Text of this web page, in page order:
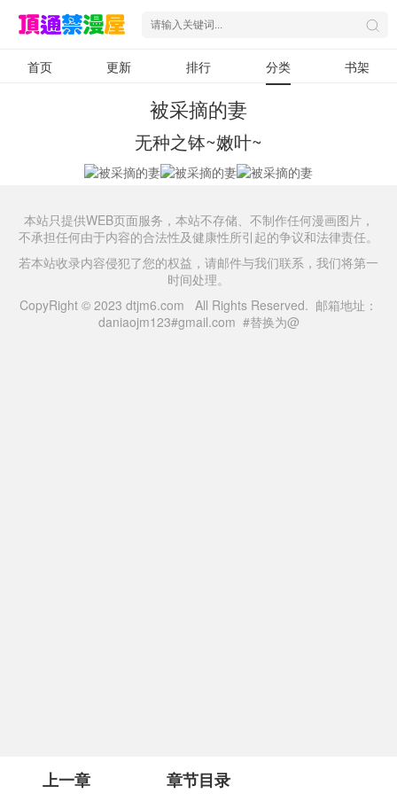
首页 更新 排行 分类 书架
被采摘的妻
无种之钵~嫩叶~
上一章 章节目录
本站只提供WEB页面服务，本站不存储、不制作任何漫画图片，
不承担任何由于内容的合法性及健康性所引起的争议和法律责任。
若本站收录内容侵犯了您的权益，请邮件与我们联系，我们将第一
时间处理。
CopyRight © 2023 dtjm6.com All Rights Reserved. 邮箱地址：
daniaojm123#gmail.com #替换为@